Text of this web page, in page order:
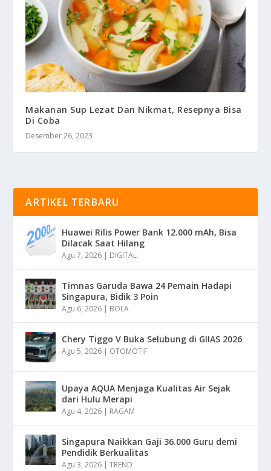
Makanan Sup Lezat Dan Nikmat, Resepnya Bisa
Di Coba
Desember 26, 2023
ARTIKEL TERBARU
Huawei Rilis Power Bank 12.000 mAh, Bisa
Dilacak Saat Hilang
Agu 7, 2026 | DIGITAL
Timnas Garuda Bawa 24 Pemain Hadapi
Singapura, Bidik 3 Poin
Agu 6, 2026 | BOLA
Chery Tiggo V Buka Selubung di GIIAS 2026
Agu 5, 2026 | OTOMOTIF
Upaya AQUA Menjaga Kualitas Air Sejak
dari Hulu Merapi
Agu 4, 2026 | RAGAM
Singapura Naikkan Gaji 36.000 Guru demi
Pendidik Berkualitas
Agu 3, 2026 |TREND